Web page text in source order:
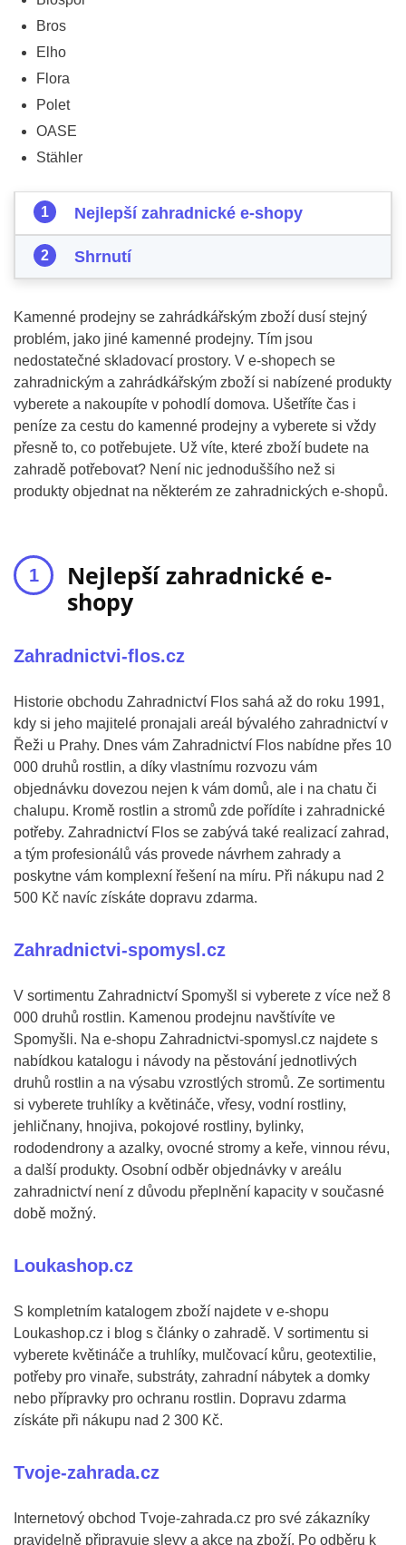
Bros
Elho
Flora
Polet
OASE
Stähler
Nejlepší zahradnické e-shopy
Shrnutí
Kamenné prodejny se zahrádkářským zboží dusí stejný
problém, jako jiné kamenné prodejny. Tím jsou
nedostatečné skladovací prostory. V e-shopech se
zahradnickým a zahrádkářským zboží si nabízené produkty
vyberete a nakoupíte v pohodlí domova. Ušetříte čas i
peníze za cestu do kamenné prodejny a vyberete si vždy
přesně to, co potřebujete. Už víte, které zboží budete na
zahradě potřebovat? Není nic jednoduššího než si
produkty objednat na některém ze zahradnických e-shopů.
Nejlepší zahradnické e-
shopy
Zahradnictvi-flos.cz
Historie obchodu Zahradnictví Flos sahá až do roku 1991,
kdy si jeho majitelé pronajali areál bývalého zahradnictví v
Řeži u Prahy. Dnes vám Zahradnictví Flos nabídne přes 10
000 druhů rostlin, a díky vlastnímu rozvozu vám
objednávku dovezou nejen k vám domů, ale i na chatu či
chalupu. Kromě rostlin a stromů zde pořídíte i zahradnické
potřeby. Zahradnictví Flos se zabývá také realizací zahrad,
a tým profesionálů vás provede návrhem zahrady a
poskytne vám komplexní řešení na míru. Při nákupu nad 2
500 Kč navíc získáte dopravu zdarma.
Zahradnictvi-spomysl.cz
V sortimentu Zahradnictví Spomyšl si vyberete z více než 8
000 druhů rostlin. Kamenou prodejnu navštívíte ve
Spomyšli. Na e-shopu Zahradnictvi-spomysl.cz najdete s
nabídkou katalogu i návody na pěstování jednotlivých
druhů rostlin a na výsabu vzrostlých stromů. Ze sortimentu
si vyberete truhlíky a květináče, vřesy, vodní rostliny,
jehličnany, hnojiva, pokojové rostliny, bylinky,
rododendrony a azalky, ovocné stromy a keře, vinnou révu,
a další produkty. Osobní odběr objednávky v areálu
zahradnictví není z důvodu přeplnění kapacity v současné
době možný.
Loukashop.cz
S kompletním katalogem zboží najdete v e-shopu
Loukashop.cz i blog s články o zahradě. V sortimentu si
vyberete květináče a truhlíky, mulčovací kůru, geotextilie,
potřeby pro vinaře, substráty, zahradní nábytek a domky
nebo přípravky pro ochranu rostlin. Dopravu zdarma
získáte při nákupu nad 2 300 Kč.
Tvoje-zahrada.cz
Internetový obchod Tvoje-zahrada.cz pro své zákazníky
pravidelně připravuje slevy a akce na zboží. Po odběru k